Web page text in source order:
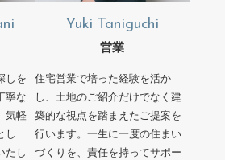
しを
寧な
気軽
し
たし
Yuki Taniguchi
営業
住宅営業で培った経験を活か
し、土地のご紹介だけでなく建
築的な視点を踏まえたご提案を
行います。一生に一度の住まい
づくりを、責任を持ってサポー